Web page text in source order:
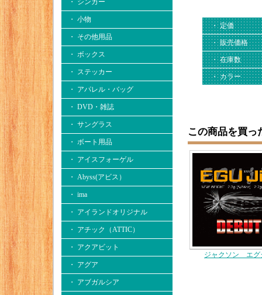
・ シンカー
・ 小物
・ その他用品
・ ボックス
・ ステッカー
・ アパレル・バッグ
・ DVD・雑誌
・ サングラス
・ ボート用品
・ アイスフォーゲル
・ Abyss(アビス）
・ ima
・ アイランドオリジナル
・ アチック（ATTIC）
・ アクアビット
・ アグア
・ アブガルシア
・ 定価
・ 販売価格
・ 在庫数
・ カラー
この商品を買っ
ジャクソン エグ